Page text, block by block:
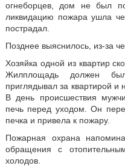
огнеборцев, дом не был
ликвидацию пожара ушла
пострадал.
Позднее выяснилось, из-за
Хозяйка одной из квартир
Жилплощадь должен
приглядывал за квартирой
В день происшествия
печь перед уходом. Он
печка и привела к пожару.
Пожарная охрана
обращения с
холодов.